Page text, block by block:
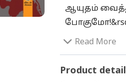
ஆயுதம்
இவையே
Read More
Product